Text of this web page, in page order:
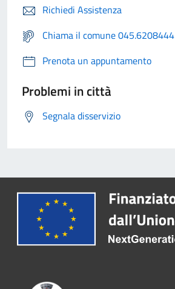
Richiedi Assistenza
Chiama il comune 045.6208444
Prenota un appuntamento
Problemi in città
Segnala disservizio